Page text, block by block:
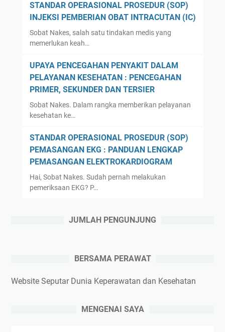
STANDAR OPERASIONAL PROSEDUR (SOP)
INJEKSI PEMBERIAN OBAT INTRACUTAN (IC)
Sobat Nakes, salah satu tindakan medis yang
memerlukan keah…
UPAYA PENCEGAHAN PENYAKIT DALAM
PELAYANAN KESEHATAN : PENCEGAHAN
PRIMER, SEKUNDER DAN TERSIER
Sobat Nakes. Dalam rangka memberikan pelayanan
kesehatan ke…
STANDAR OPERASIONAL PROSEDUR (SOP)
PEMASANGAN EKG : PANDUAN LENGKAP
PEMASANGAN ELEKTROKARDIOGRAM
Hai, Sobat Nakes. Sudah pernah melakukan
pemeriksaan EKG? P…
JUMLAH PENGUNJUNG
BERSAMA PERAWAT
Website Seputar Dunia Keperawatan dan Kesehatan
MENGENAI SAYA